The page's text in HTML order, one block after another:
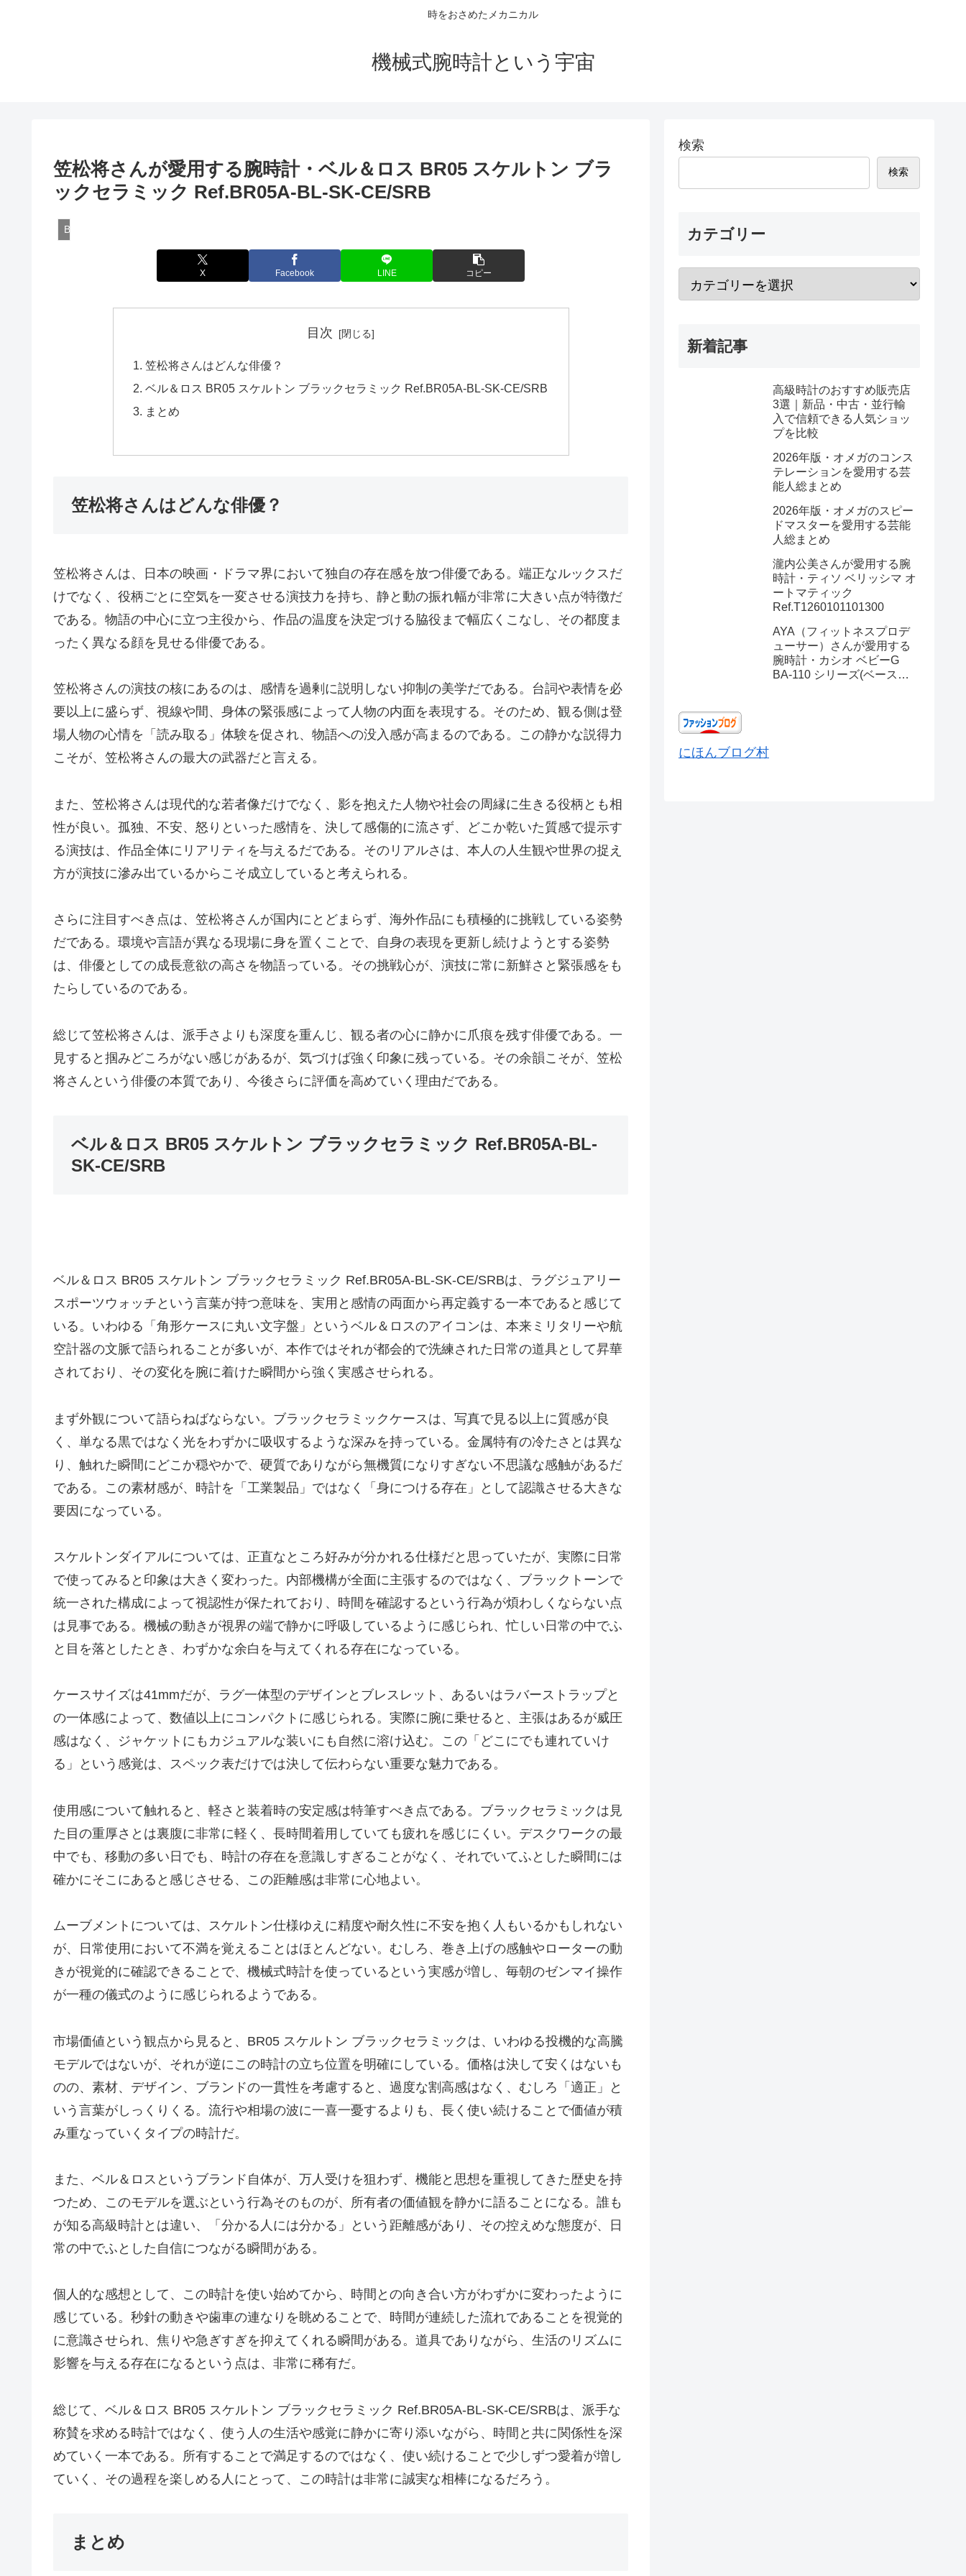
時をおさめたメカニカル
機械式腕時計という宇宙
笠松将さんが愛用する腕時計・ベル＆ロス BR05 スケルトン ブラ
ックセラミック Ref.BR05A-BL-SK-CE/SRB
BR05
X Facebook LINE コピー
目次
笠松将さんはどんな俳優？
ベル＆ロス BR05 スケルトン ブラックセラミック Ref.BR05A-BL-SK-CE/SRB
まとめ
笠松将さんはどんな俳優？
笠松将さんは、日本の映画・ドラマ界において独自の存在感を放つ俳優である。端正なルックスだ
けでなく、役柄ごとに空気を一変させる演技力を持ち、静と動の振れ幅が非常に大きい点が特徴だ
である。物語の中心に立つ主役から、作品の温度を決定づける脇役まで幅広くこなし、その都度ま
ったく異なる顔を見せる俳優である。
笠松将さんの演技の核にあるのは、感情を過剰に説明しない抑制の美学だである。台詞や表情を必
要以上に盛らず、視線や間、身体の緊張感によって人物の内面を表現する。そのため、観る側は登
場人物の心情を「読み取る」体験を促され、物語への没入感が高まるのである。この静かな説得力
こそが、笠松将さんの最大の武器だと言える。
また、笠松将さんは現代的な若者像だけでなく、影を抱えた人物や社会の周縁に生きる役柄とも相
性が良い。孤独、不安、怒りといった感情を、決して感傷的に流さず、どこか乾いた質感で提示す
る演技は、作品全体にリアリティを与えるだである。そのリアルさは、本人の人生観や世界の捉え
方が演技に滲み出ているからこそ成立していると考えられる。
さらに注目すべき点は、笠松将さんが国内にとどまらず、海外作品にも積極的に挑戦している姿勢
だである。環境や言語が異なる現場に身を置くことで、自身の表現を更新し続けようとする姿勢
は、俳優としての成長意欲の高さを物語っている。その挑戦心が、演技に常に新鮮さと緊張感をも
たらしているのである。
総じて笠松将さんは、派手さよりも深度を重んじ、観る者の心に静かに爪痕を残す俳優である。一
見すると掴みどころがない感じがあるが、気づけば強く印象に残っている。その余韻こそが、笠松
将さんという俳優の本質であり、今後さらに評価を高めていく理由だである。
ベル＆ロス BR05 スケルトン ブラックセラミック Ref.BR05A-BL-
SK-CE/SRB
ベル＆ロス BR05 スケルトン ブラックセラミック Ref.BR05A-BL-SK-CE/SRBは、ラグジュアリー
スポーツウォッチという言葉が持つ意味を、実用と感情の両面から再定義する一本であると感じて
いる。いわゆる「角形ケースに丸い文字盤」というベル＆ロスのアイコンは、本来ミリタリーや航
空計器の文脈で語られることが多いが、本作ではそれが都会的で洗練された日常の道具として昇華
されており、その変化を腕に着けた瞬間から強く実感させられる。
まず外観について語らねばならない。ブラックセラミックケースは、写真で見る以上に質感が良
く、単なる黒ではなく光をわずかに吸収するような深みを持っている。金属特有の冷たさとは異な
り、触れた瞬間にどこか穏やかで、硬質でありながら無機質になりすぎない不思議な感触があるだ
である。この素材感が、時計を「工業製品」ではなく「身につける存在」として認識させる大きな
要因になっている。
スケルトンダイアルについては、正直なところ好みが分かれる仕様だと思っていたが、実際に日常
で使ってみると印象は大きく変わった。内部機構が全面に主張するのではなく、ブラックトーンで
統一された構成によって視認性が保たれており、時間を確認するという行為が煩わしくならない点
は見事である。機械の動きが視界の端で静かに呼吸しているように感じられ、忙しい日常の中でふ
と目を落としたとき、わずかな余白を与えてくれる存在になっている。
ケースサイズは41mmだが、ラグ一体型のデザインとブレスレット、あるいはラバーストラップと
の一体感によって、数値以上にコンパクトに感じられる。実際に腕に乗せると、主張はあるが威圧
感はなく、ジャケットにもカジュアルな装いにも自然に溶け込む。この「どこにでも連れていけ
る」という感覚は、スペック表だけでは決して伝わらない重要な魅力である。
使用感について触れると、軽さと装着時の安定感は特筆すべき点である。ブラックセラミックは見
た目の重厚さとは裏腹に非常に軽く、長時間着用していても疲れを感じにくい。デスクワークの最
中でも、移動の多い日でも、時計の存在を意識しすぎることがなく、それでいてふとした瞬間には
確かにそこにあると感じさせる、この距離感は非常に心地よい。
ムーブメントについては、スケルトン仕様ゆえに精度や耐久性に不安を抱く人もいるかもしれない
が、日常使用において不満を覚えることはほとんどない。むしろ、巻き上げの感触やローターの動
きが視覚的に確認できることで、機械式時計を使っているという実感が増し、毎朝のゼンマイ操作
が一種の儀式のように感じられるようである。
市場価値という観点から見ると、BR05 スケルトン ブラックセラミックは、いわゆる投機的な高騰
モデルではないが、それが逆にこの時計の立ち位置を明確にしている。価格は決して安くはないも
のの、素材、デザイン、ブランドの一貫性を考慮すると、過度な割高感はなく、むしろ「適正」と
いう言葉がしっくりくる。流行や相場の波に一喜一憂するよりも、長く使い続けることで価値が積
み重なっていくタイプの時計だ。
また、ベル＆ロスというブランド自体が、万人受けを狙わず、機能と思想を重視してきた歴史を持
つため、このモデルを選ぶという行為そのものが、所有者の価値観を静かに語ることになる。誰も
が知る高級時計とは違い、「分かる人には分かる」という距離感があり、その控えめな態度が、日
常の中でふとした自信につながる瞬間がある。
個人的な感想として、この時計を使い始めてから、時間との向き合い方がわずかに変わったように
感じている。秒針の動きや歯車の連なりを眺めることで、時間が連続した流れであることを視覚的
に意識させられ、焦りや急ぎすぎを抑えてくれる瞬間がある。道具でありながら、生活のリズムに
影響を与える存在になるという点は、非常に稀有だ。
総じて、ベル＆ロス BR05 スケルトン ブラックセラミック Ref.BR05A-BL-SK-CE/SRBは、派手な
称賛を求める時計ではなく、使う人の生活や感覚に静かに寄り添いながら、時間と共に関係性を深
めていく一本である。所有することで満足するのではなく、使い続けることで少しずつ愛着が増し
ていく、その過程を楽しめる人にとって、この時計は非常に誠実な相棒になるだろう。
まとめ
検索
検索
カテゴリー
新着記事
高級時計のおすすめ販売店
3選｜新品・中古・並行輸
入で信頼できる人気ショッ
プを比較
2026年版・オメガのコンス
テレーションを愛用する芸
能人総まとめ
2026年版・オメガのスピー
ドマスターを愛用する芸能
人総まとめ
瀧内公美さんが愛用する腕
時計・ティソ ベリッシマ オ
ートマティック
Ref.T1260101101300
AYA（フィットネスプロデ
ューサー）さんが愛用する
腕時計・カシオ ベビーG
BA-110 シリーズ(ベースモ
にほんブログ村